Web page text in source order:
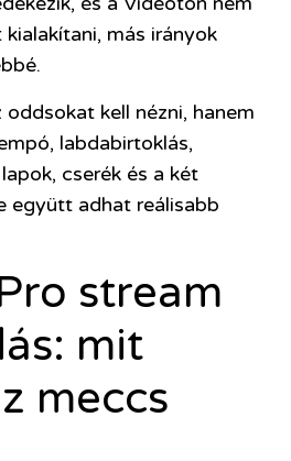
más irányok
oddsokat kell nézni, hanem
labdabirtoklás,
cserék és a két
együtt adhat reálisabb
stream
mit
meccs